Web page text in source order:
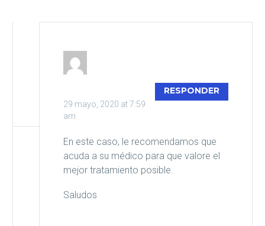
29 mayo, 2020 at 7:59
am
RESPONDER
En este caso, le recomendamos que
acuda a su médico para que valore el
mejor tratamiento posible.
Saludos